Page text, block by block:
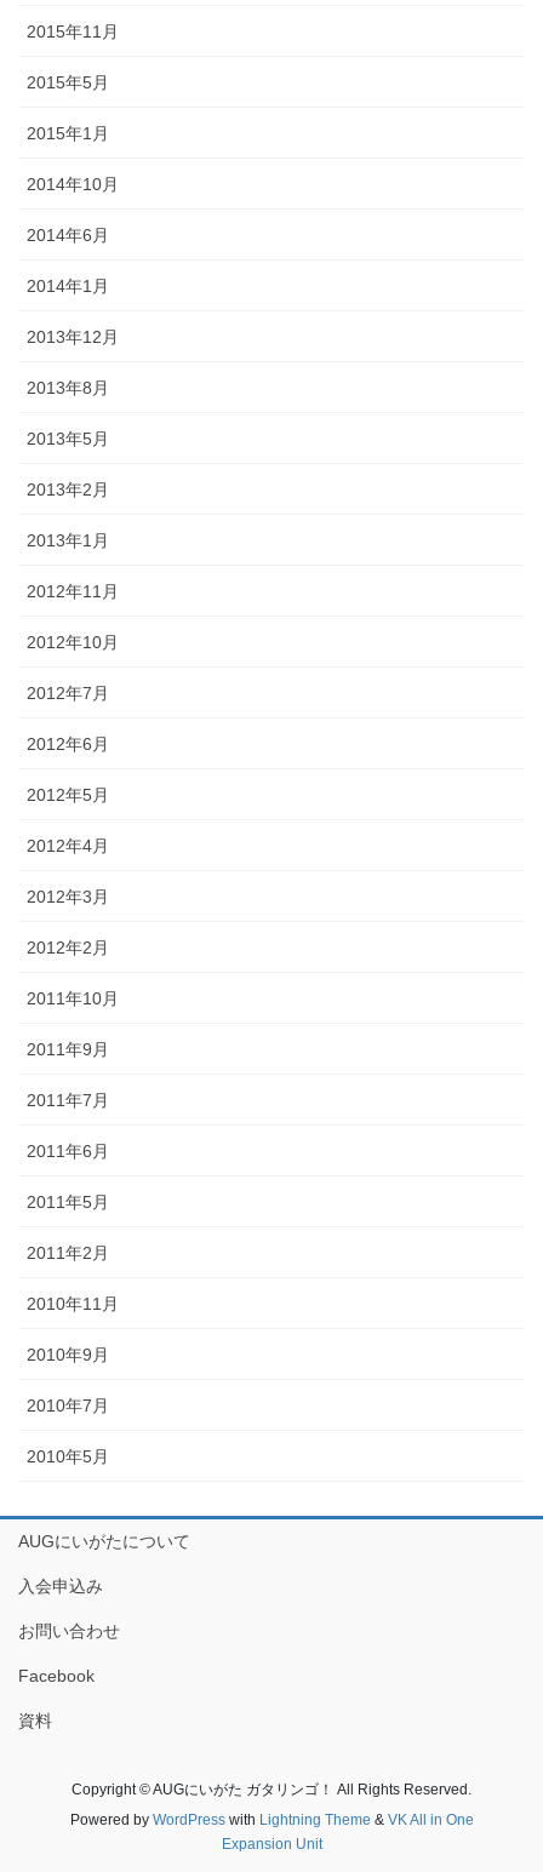
2015年11月
2015年5月
2015年1月
2014年10月
2014年6月
2014年1月
2013年12月
2013年8月
2013年5月
2013年2月
2013年1月
2012年11月
2012年10月
2012年7月
2012年6月
2012年5月
2012年4月
2012年3月
2012年2月
2011年10月
2011年9月
2011年7月
2011年6月
2011年5月
2011年2月
2010年11月
2010年9月
2010年7月
2010年5月
AUGにいがたについて
入会申込み
お問い合わせ
Facebook
資料
Copyright © AUGにいがた ガタリンゴ！ All Rights Reserved.
Powered by WordPresswith Lightning Theme & VK All in One
Expansion Unit